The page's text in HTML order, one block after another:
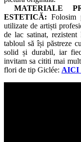
MATERIALE
ESTETICĂ: Folosim
utilizate de artiști
de lac satinat,
tabloul să își păstreze
solid și durabil, iar
invitam sa cititi mai
flori de tip Giclée: AICI